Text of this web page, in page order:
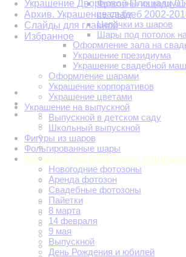
Фотозоны из
свадьбу
Цепочки из шаров
Шары под потолок
Оформление зала на
Украшение президиума
Украшение свадебной
Оформление шарами
Украшение корпоративов
Украшение цветами
Украшение на выпускной
Выпускной в детском саду
Школьный выпускной
Фигуры из шаров
Фольгированные шары
Фотозоны. Аренда фотозон.
Новогодние фотозоны
Аренда фотозон
Свадебные фотозоны
Пайетки
8 марта
14 февраля
9 мая
Выпускной
День Рождения и юбилей
Украшение Дворцовой Площади
Архив. Украшение свадеб 2002-
Слайды для главной
Избранное